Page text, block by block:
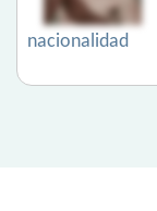
nacionalidad